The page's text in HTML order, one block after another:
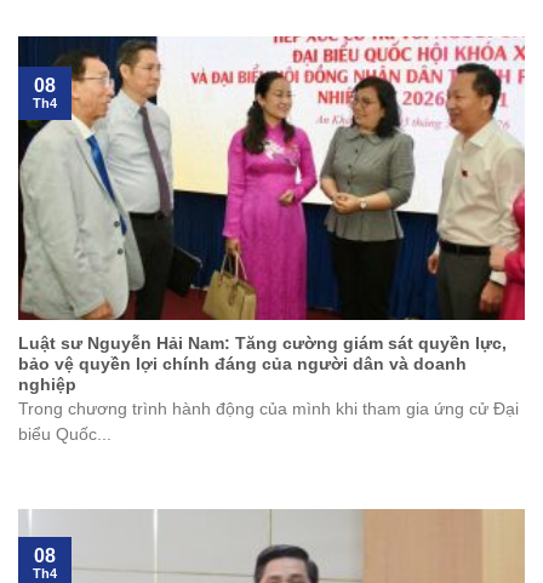
Luật sư Nguyễn Hải Nam: Tăng cường giám sát quyền lực,
bảo vệ quyền lợi chính đáng của người dân và doanh
nghiệp
Trong chương trình hành động của mình khi tham gia ứng cử Đại
biểu Quốc...
08
Th4
08
Th4